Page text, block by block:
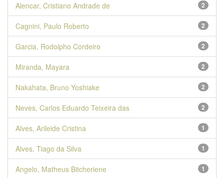
2
Alencar, Cristiano Andrade de
2
Cagnini, Paulo Roberto
2
Garcia, Rodolpho Cordeiro
2
Miranda, Mayara
2
Nakahata, Bruno Yoshiake
2
Neves, Carlos Eduardo Teixeira das
1
Alves, Arileide Cristina
1
Alves, Tiago da Silva
1
Angelo, Matheus Bitcheriene